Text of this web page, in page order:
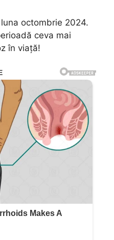
octombrie 2024.
ceva mai
în viață!